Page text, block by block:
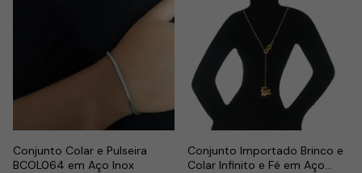
Conjunto Colar e Pulseira
BCOL064 em Aço Inox
Conjunto Importado Brinco e
Colar Infinito e Fé em Aço